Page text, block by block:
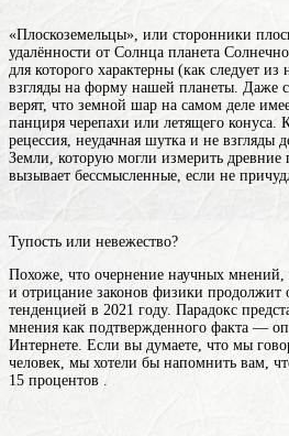
«Плоскоземельцы», или сторонники
удалённости от Солнца планета
для которого характерны (как следует
взгляды на форму нашей планеты. Даже
верят, что земной шар на самом деле
панциря черепахи или летящего конуса.
рецессия, неудачная шутка и не взгляды
Земли, которую могли измерить древние
вызывает бессмысленные, если не
Тупость или невежество?
Похоже, что очернение научных мнений,
и отрицание законов физики продолжит
тенденцией в 2021 году. Парадокс
мнения как подтвержденного факта —
Интернете. Если вы думаете, что мы
человек, мы хотели бы напомнить вам,
15 процентов .